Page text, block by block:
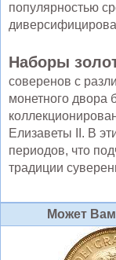
популярностью
Наборы
соверенов с
монетного двора
Елизаветы II. В
периодов, что
традиции
Может